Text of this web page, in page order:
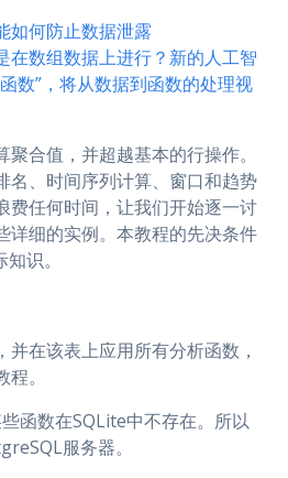
如何防止数据泄露
在数组数据上进行？新的人工智
数”，将从数据到函数的处理视
合值，并超越基本的行操作。
名、时间序列计算、窗口和趋势
费任何时间，让我们开始逐一讨
详细的实例。本教程的先决条件
识。
在该表上应用所有分析函数，
。
函数在SQLite中不存在。所以
服务器。